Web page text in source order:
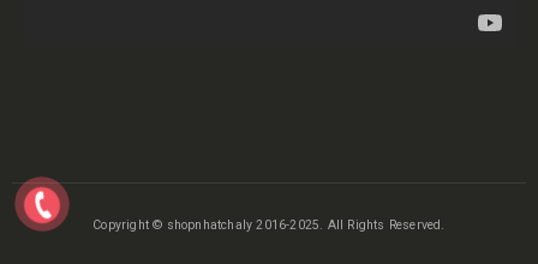
Copyright © shopnhatchaly 2016-2025. All Rights Reserved.